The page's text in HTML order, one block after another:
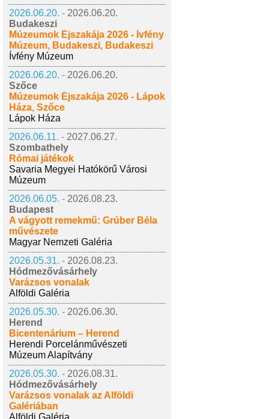
2026.06.20. - 2026.06.20.
Budakeszi
Múzeumok Éjszakája 2026 - Ívfény
Múzeum, Budakeszi, Budakeszi
Ívfény Múzeum
2026.06.20. - 2026.06.20.
Szőce
Múzeumok Éjszakája 2026 - Lápok
Háza, Szőce
Lápok Háza
2026.06.11. - 2027.06.27.
Szombathely
Római játékok
Savaria Megyei Hatókörű Városi
Múzeum
2026.06.05. - 2026.08.23.
Budapest
A vágyott remekmű: Grúber Béla
művészete
Magyar Nemzeti Galéria
2026.05.31. - 2026.08.23.
Hódmezővásárhely
Varázsos vonalak
Alföldi Galéria
2026.05.30. - 2026.06.30.
Herend
Bicentenárium – Herend
Herendi Porcelánművészeti
Múzeum Alapítvány
2026.05.30. - 2026.08.31.
Hódmezővásárhely
Varázsos vonalak az Alföldi
Galériában
Alföldi Galéria